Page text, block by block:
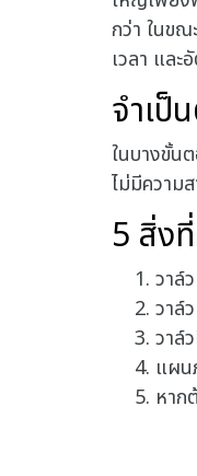
กว่า ในข
เวลา แล
จำเป็
ในบางขั้น
ไม่มีความ
5 สิ่ง
วาล์
วาล์
วาล์
แผน
หาก